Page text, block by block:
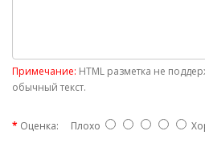
Примечание: HTML разметка не
обычный текст.
Оценка: Плохо